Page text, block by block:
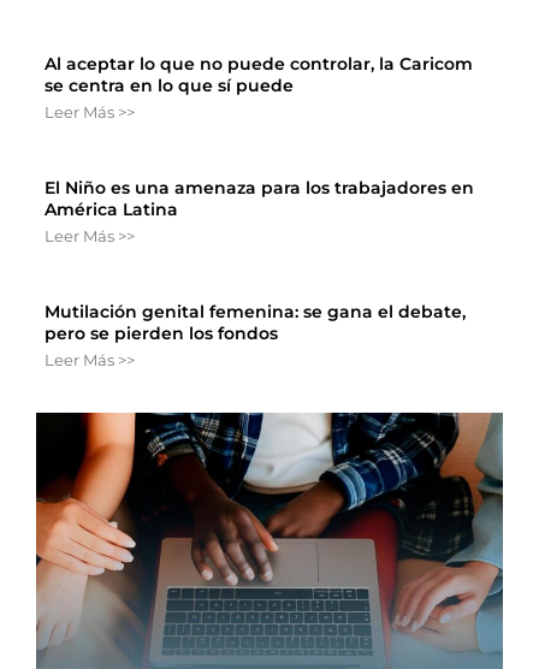
Al aceptar lo que no puede controlar, la Caricom
se centra en lo que sí puede
Leer Más >>
El Niño es una amenaza para los trabajadores en
América Latina
Leer Más >>
Mutilación genital femenina: se gana el debate,
pero se pierden los fondos
Leer Más >>